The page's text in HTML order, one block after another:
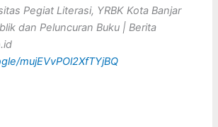
Pegiat Literasi, YRBK Kota Banjar
dan Peluncuran Buku | Berita
mujEVvPOl2XfTYjBQ